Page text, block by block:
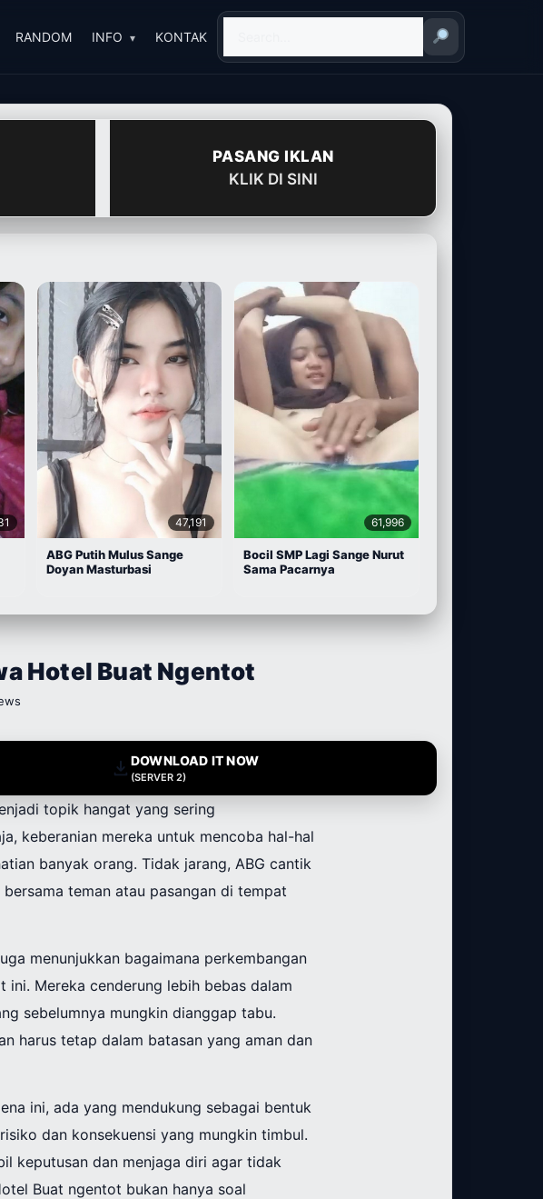
RANDOM INFO KONTAK
PASANG IKLAN
KLIK DI SINI
47,191
ABG Putih Mulus Sange
Doyan Masturbasi
61,996
Bocil SMP Lagi Sange Nurut
Sama Pacarnya
Hotel Buat Ngentot
DOWNLOAD IT NOW
(SERVER 2)
topik hangat yang sering
keberanian mereka untuk mencoba hal-hal
banyak orang. Tidak jarang, ABG cantik
teman atau pasangan di tempat
menunjukkan bagaimana perkembangan
Mereka cenderung lebih bebas dalam
sebelumnya mungkin dianggap tabu.
harus tetap dalam batasan yang aman dan
ini, ada yang mendukung sebagai bentuk
dan konsekuensi yang mungkin timbul.
keputusan dan menjaga diri agar tidak
Buat ngentot bukan hanya soal